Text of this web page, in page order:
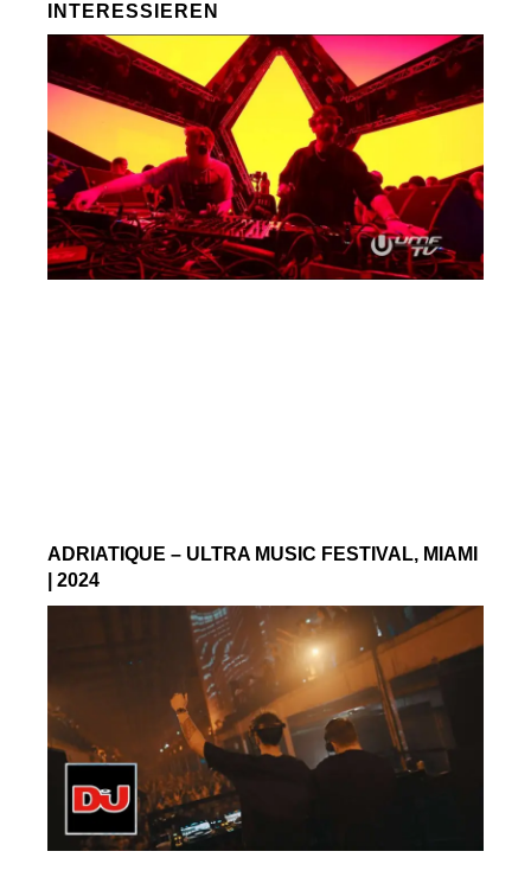
INTERESSIEREN
ADRIATIQUE – ULTRA MUSIC FESTIVAL, MIAMI
| 2024